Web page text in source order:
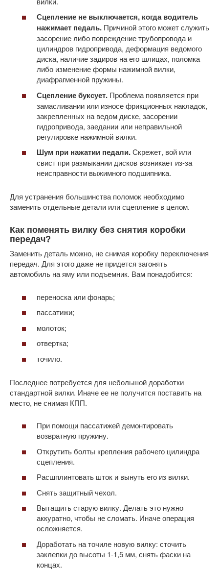
Сцепление не выключается, когда водитель
нажимает педаль. Причиной этого может служить
засорение либо повреждение трубопровода и
цилиндров гидропривода, деформация ведомого
диска, наличие задиров на его шлицах, поломка
либо изменение формы нажимной вилки,
диафрагменной пружины.
Сцепление буксует. Проблема появляется при
замасливании или износе фрикционных накладок,
закрепленных на ведом диске, засорении
гидропривода, заедании или неправильной
регулировке нажимной вилки.
Шум при нажатии педали.Скрежет, вой или
свист при размыкании дисков возникает из-за
неисправности выжимного подшипника.
Для устранения большинства поломок необходимо
заменить отдельные детали или сцепление в целом.
Как поменять вилку без снятия коробки
передач?
Заменить деталь можно, не снимая коробку переключения
передач. Для этого даже не придется загонять
автомобиль на яму или подъемник. Вам понадобится:
переноска или фонарь;
пассатижи;
молоток;
отвертка;
точило.
Последнее потребуется для небольшой доработки
стандартной вилки. Иначе ее не получится поставить на
место, не снимая КПП.
При помощи пассатижей демонтировать
возвратную пружину.
Открутить болты крепления рабочего цилиндра
сцепления.
Расшплинтовать шток и вынуть его из вилки.
Снять защитный чехол.
Вытащить старую вилку. Делать это нужно
аккуратно, чтобы не сломать. Иначе операция
осложняется.
Доработать на точиле новую вилку: сточить
заклепки до высоты 1-1,5 мм, снять фаски на
концах.